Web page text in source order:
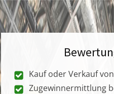
Kauf oder Verkauf
Zugewinnermittlung